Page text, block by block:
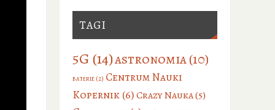
TAGI
5G (14)astronomia(10)
baterie(2) Centrum Nauki
Kopernik(6)Crazy Nauka(5)